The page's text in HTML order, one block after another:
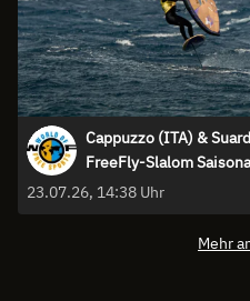
Cappuzzo (ITA) &
FreeFly-Slalom
23.07.26, 14:38 Uhr
Mehr